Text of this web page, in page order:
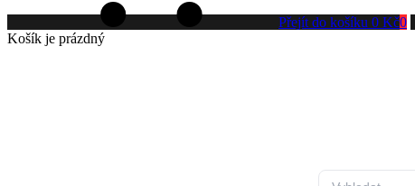
Přejít do košíku 0 Kč0
Košík je prázdný